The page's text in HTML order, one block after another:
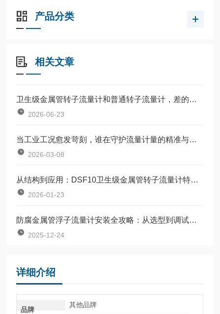
产品分类
相关文章
卫生级金属管转子流量计和普通转子流量计，差的不只是材质
2026-06-23
当工业工况愈发苛刻，谁在守护流量计量的精准与稳定？
2026-03-08
从结构到应用：DSF10卫生级金属管转子流量计特点全解析
2026-01-23
防腐金属管浮子流量计安装全攻略：从选型到调试的完整指南
2025-12-24
详细介绍
品牌
其他品牌